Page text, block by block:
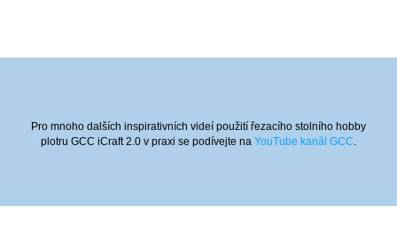
Pro mnoho dalších inspirativních videí použití řezacího stolního hobby
plotru GCC iCraft 2.0 v praxi se podívejte na YouTube kanál GCC.